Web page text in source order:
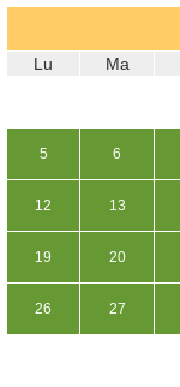
Lu Ma
5 6
12 13
19 20
26 27